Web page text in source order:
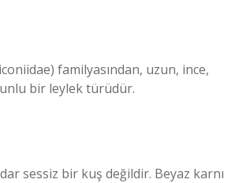
familyasından, uzun, ince,
bir leylek türüdür.
sessiz bir kuş değildir. Beyaz karnı